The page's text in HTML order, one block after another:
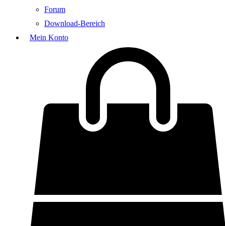
Forum
Download-Bereich
Mein Konto